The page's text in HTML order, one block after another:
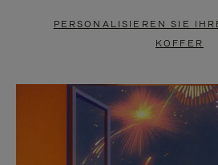
DRÜCKEN
ANZUHALTEN
ZUM
AUFHEBEN
PERSONALISIEREN SIE
KOFFER